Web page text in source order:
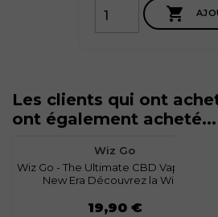

Les clients qui ont
ont également acheté...
Wiz Go
Wiz Go - The Ultimate CBD Vape for a
New Era Découvrez la Wiz...
19,90 €